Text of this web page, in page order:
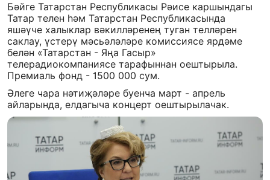
Бәйге Татарстан Республикасы Рәисе каршындагы
Татар телен һәм Татарстан Республикасында
яшәүче халыклар вәкилләренең туган телләрен
саклау, үстерү мәсьәләләре комиссиясе ярдәме
белән «Татарстан - Яңа Гасыр»
телерадиокомпаниясе тарафыннан оештырыла.
Премиаль фонд - 1500 000 сум.
Әлеге чара нәтиҗәләре буенча март - апрель
айларында, елдагыча концерт оештырылачак.